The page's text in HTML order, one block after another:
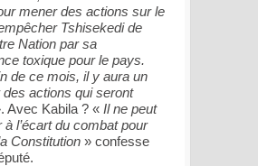
mener des actions sur le
Tshisekedi de
Nation par sa
toxique pour le pays.
de ce mois, il y aura un
des actions qui seront
Avec Kabila ? « Il ne peut
l’écart du combat pour
Constitution » confesse